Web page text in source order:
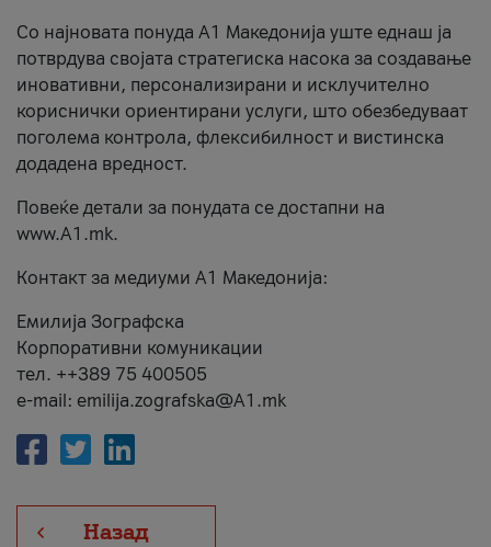
Со најновата понуда А1 Македонија уште еднаш ја
потврдува својата стратегиска насока за создавање
иновативни, персонализирани и исклучително
кориснички ориентирани услуги, што обезбедуваат
поголема контрола, флексибилност и вистинска
додадена вредност.
Повеќе детали за понудата се достапни на
www.А1.mk.
Контакт за медиуми А1 Македонија:
Емилија Зографска
Корпоративни комуникации
тел. ++389 75 400505
e-mail: emilija.zografska@A1.mk
Назад